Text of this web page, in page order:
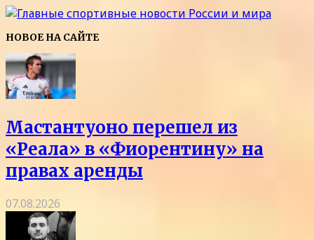
НОВОЕ НА САЙТЕ
Мастантуоно перешел из
«Реала» в «Фиорентину» на
правах аренды
07.08.2026